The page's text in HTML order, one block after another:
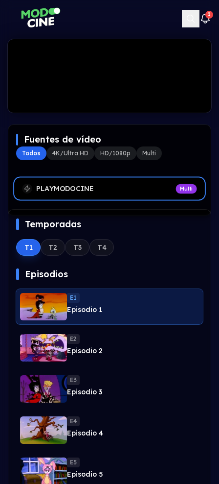
1
Fuentes de vídeo
Todos 4K/Ultra HD HD/1080p Multi
PLAYMODOCINE Multi
Temporadas
T1 T2 T3 T4
Episodios
E1
Episodio 1
E2
Episodio 2
E3
Episodio 3
E4
Episodio 4
E5
Episodio 5